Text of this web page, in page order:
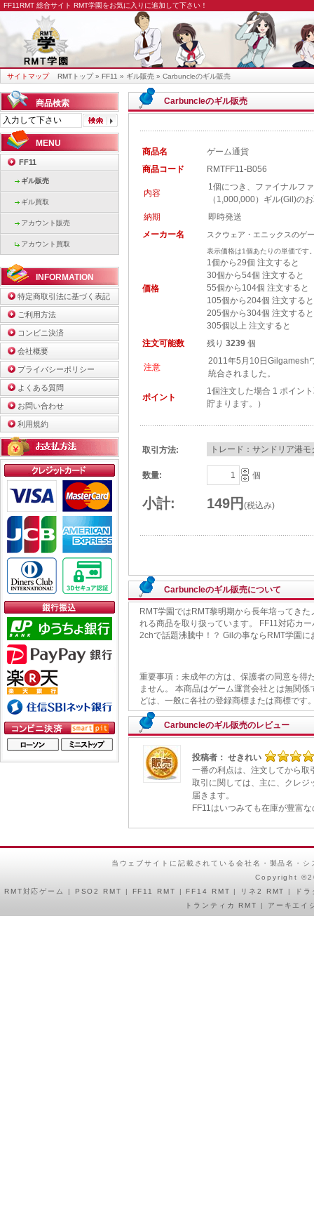
FF11RMT 総合サイト RMT学園をお気に入りに追加して下さい！
サイトマップ RMTトップ» FF11 » ギル販売 » Carbuncleのギル販売
商品検索
MENU
FF11
ギル販売
ギル買取
アカウント販売
アカウント買取
INFORMATION
特定商取引法に基づく表記
ご利用方法
コンビニ決済
会社概要
プライバシーポリシー
よくある質問
お問い合わせ
利用規約
Carbuncleのギル販売
商品名
ゲーム通貨
商品コード
RMTFF11-B056
内容
1個につき、ファイナルフ
（1,000,000）ギル(Gil)の
納期
即時発送
メーカー名
スクウェア・エニックスのゲ
価格
表示価格は1個あたりの単価です
1個から29個 注文すると
30個から54個 注文すると
55個から104個 注文すると
105個から204個 注文する
205個から304個 注文する
305個以上 注文すると
注文可能数
残り 3239 個
注意
2011年5月10日Gilgamesh
統合されました。
ポイント
1個注文した場合 1 ポイン
貯まります。）
取引方法:
数量: 個
小計: 149円 (税込み)
Carbuncleのギル販売について
RMT学園ではRMT黎明期から長年培ってき
れる商品を取り扱っています。 FF11対応カ
2chで話題沸騰中！？ Gilの事ならRMT学園に
重要事項：未成年の方は、保護者の同意を得
ません。 本商品はゲーム運営会社とは無関
どは、一般に各社の登録商標または商標です
Carbuncleのギル販売のレビュー
投稿者： せきれい
一番の利点は、注文してから取
取引に関しては、主に、クレ
届きます。
FF11はいつみても在庫が豊富
当ウェブサイトに記載されている会社名・製品名・
Copyright
RMT対応ゲーム | PSO2 RMT | FF11 RMT |FF14 RMT | リネ2 RMT |
ド
トランティカ RMT
| アーキエイ